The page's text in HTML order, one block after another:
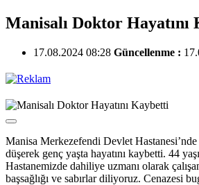
Manisalı Doktor Hayatını
17.08.2024 08:28 Güncellenme :
Manisa Merkezefendi Devlet
düşerek genç yaşta hayatını kaybetti. 44
Hastanemizde dahiliye uzmanı olarak
başsağlığı ve sabırlar diliyoruz. Cenazesi